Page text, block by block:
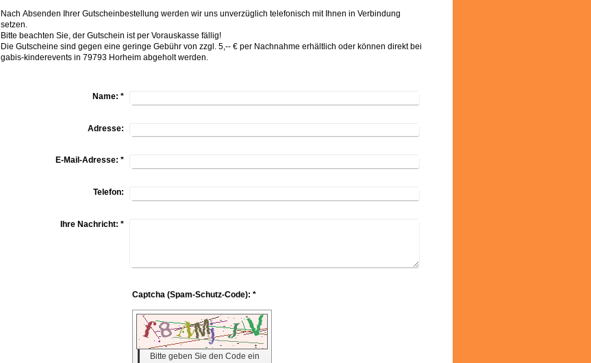
Nach Absenden Ihrer Gutscheinbestellung werden wir uns unverzüglich telefonisch mit Ihnen in Verbindung
setzen.
Bitte beachten Sie, der Gutschein ist per Vorauskasse fällig!
Die Gutscheine sind gegen eine geringe Gebühr von zzgl. 5,-- € per Nachnahme erhältlich oder können direkt bei
gabis-kinderevents in 79793 Horheim abgeholt werden.
Name: *
Adresse:
E-Mail-Adresse: *
Telefon:
Ihre Nachricht: *
Captcha (Spam-Schutz-Code): *
Bitte geben Sie den Code ein